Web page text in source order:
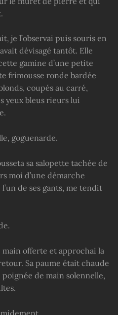
je l’observai puis souris en
dévisagé tantôt. Elle
gamine d’une petite
frimousse ronde bardée
coupés au carré,
yeux bleus rieurs lui
goguenarde.
sa salopette tachée de
moi d’une démarche
de ses gants, me tendit
offerte et approchai la
Sa paume était chaude
de main solennelle,